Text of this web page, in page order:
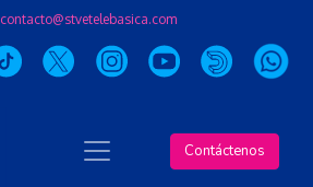
contacto@stvetelebasica.com
Contáctenos